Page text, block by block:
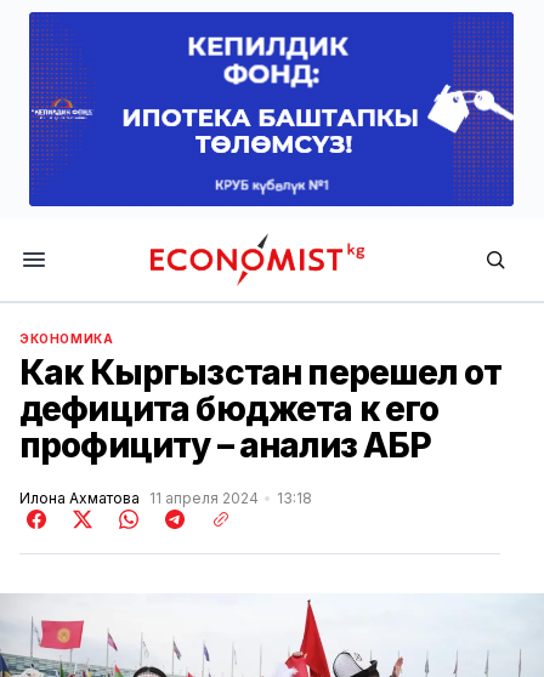
Economist.kg
ЭКОНОМИКА
Как Кыргызстан перешел от
дефицита бюджета к его
профициту – анализ АБР
Илона Ахматова 11 апреля 2024 13:18